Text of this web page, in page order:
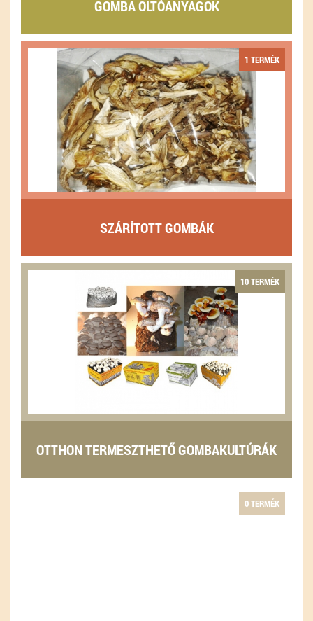
GOMBA OLTÓANYAGOK
1 TERMÉK
SZÁRÍTOTT GOMBÁK
10 TERMÉK
OTTHON TERMESZTHETŐ GOMBAKULTÚRÁK
0 TERMÉK